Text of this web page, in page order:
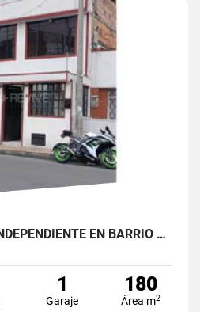
SE ARRIENDA CASA INDEPENDIENTE EN BARRIO QUIROGA SUR
1
Garaje
180
Área m2